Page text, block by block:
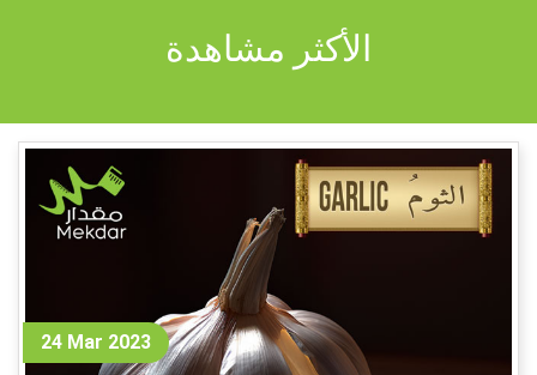
الأكثر مشاهدة
24 Mar 2023